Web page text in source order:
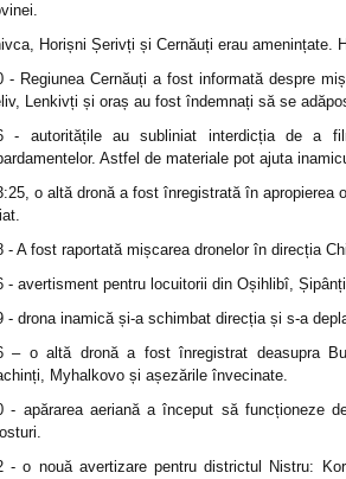
Horișni Șerivți și Cernăuți erau amenințate.
- Regiunea Cernăuți a fost informată despre
Lenkivți și oraș au fost îndemnați să se
- autoritățile au subliniat interdicția de a
Astfel de materiale pot ajuta
o altă dronă a fost înregistrată în apropierea
- A fost raportată mișcarea dronelor în direcția
- avertisment pentru locuitorii din Oșihlibî,
- drona inamică și-a schimbat direcția și s-a
– o altă dronă a fost înregistrat deasupra
Myhalkovo și așezările învecinate.
- apărarea aeriană a început să funcționeze
- o nouă avertizare pentru districtul Nistru: